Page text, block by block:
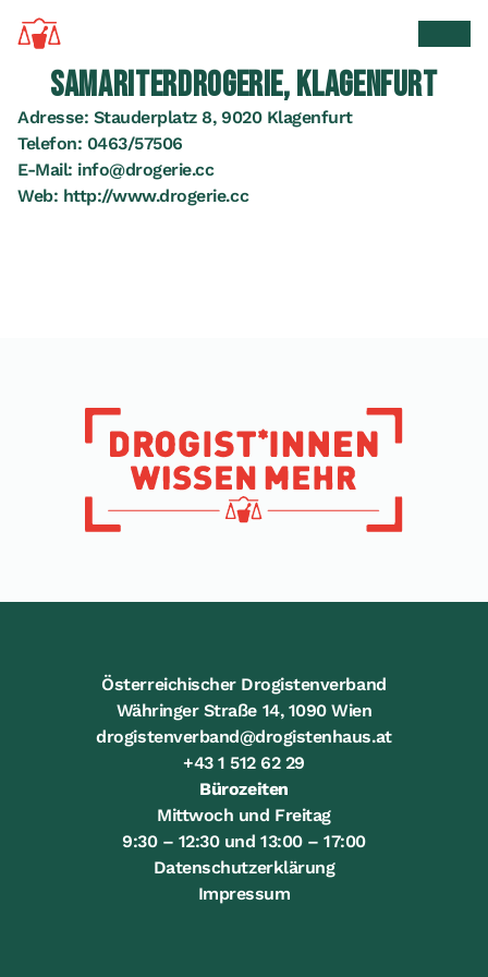
Zur Startseite
SAMARITERDROGERIE, KLAGENFURT
Adresse: Stauderplatz 8, 9020 Klagenfurt
Telefon: 0463/57506
E-Mail: info@drogerie.cc
Web: http://www.drogerie.cc
Österreichischer Drogistenverband
Währinger Straße 14, 1090 Wien
drogistenverband@drogistenhaus.at
+43 1 512 62 29
Bürozeiten
Mittwoch und Freitag
9:30 – 12:30 und 13:00 – 17:00
Datenschutzerklärung
Impressum